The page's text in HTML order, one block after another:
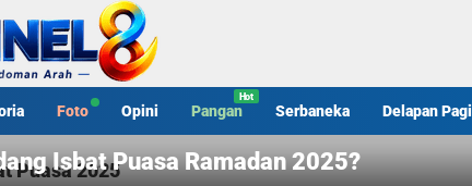
Foto Opini Pangan Serbaneka Delapan Pagi
Puasa 2025
Isbat Puasa Ramadan 2025?